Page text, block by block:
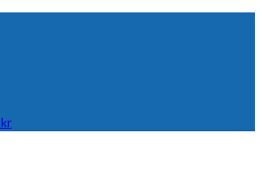
kr